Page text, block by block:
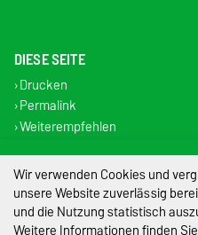
DIESE SEITE
Drucken
Permalink
Weiterempfehlen
Wir verwenden Cookies und
unsere Website zuverlässig
und die Nutzung statistisch
Weitere Informationen finden